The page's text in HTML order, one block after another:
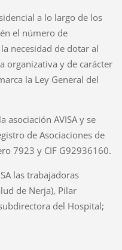
a lo largo de los
el número de
necesidad de dotar al
organizativa y de carácter
la Ley General del
asociación AVISA y se
de Asociaciones de
7923 y CIF G92936160.
las trabajadoras
de Nerja), Pilar
del Hospital;